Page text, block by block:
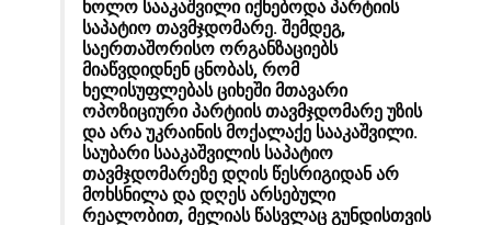
ხოლო სააკაშვილი იქნებოდა პარტიის
საპატიო თავმჯდომარე. შემდეგ,
საერთაშორისო ორგანზაციებს
მიაწვდიდნენ ცნობას, რომ
ხელისუფლებას ციხეში მთავარი
ოპოზიციური პარტიის თავმჯდომარე უზის
და არა უკრაინის მოქალაქე სააკაშვილი.
საუბარი სააკაშვილის საპატიო
თავმჯდომარეზე დღის წესრიგიდან არ
მოხსნილა და დღეს არსებული
რეალობით, მელიას წასვლაც გუნდისთვის